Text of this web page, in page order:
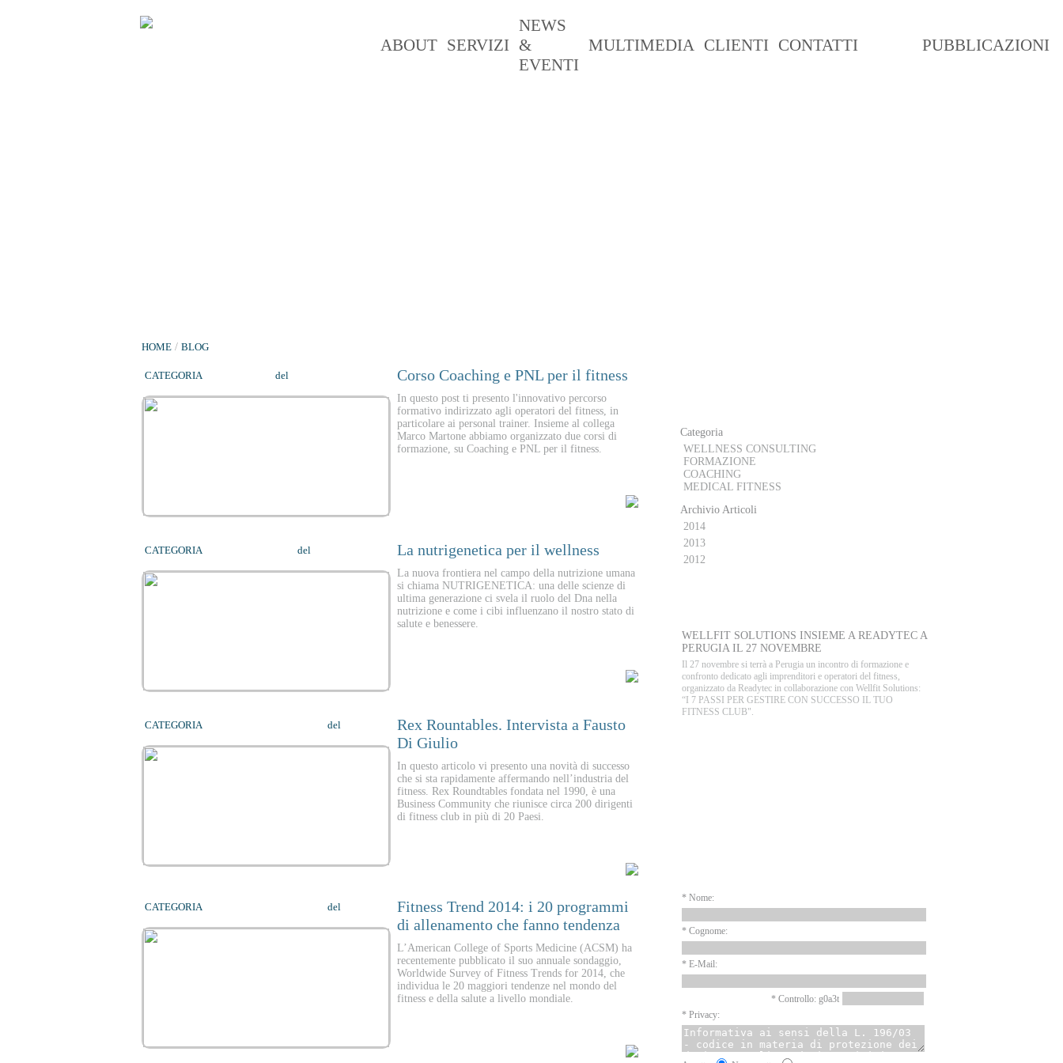
ABOUT SERVIZI
NEWS
&
EVENTI
MULTIMEDIA CLIENTI CONTATTI PUBBLICAZIONI
HOME / BLOG
CATEGORIA del Corso Coaching e PNL per il fitness
In questo post ti presento l'innovativo percorso
formativo indirizzato agli operatori del fitness, in
particolare ai personal trainer. Insieme al collega
Marco Martone abbiamo organizzato due corsi di
formazione, su Coaching e PNL per il fitness.
CATEGORIA del La nutrigenetica per il wellness
La nuova frontiera nel campo della nutrizione umana
si chiama NUTRIGENETICA: una delle scienze di
ultima generazione ci svela il ruolo del Dna nella
nutrizione e come i cibi influenzano il nostro stato di
salute e benessere.
CATEGORIA
del
Rex Rountables. Intervista a Fausto
Di Giulio
In questo articolo vi presento una novità di successo
che si sta rapidamente affermando nell’industria del
fitness. Rex Roundtables fondata nel 1990, è una
Business Community che riunisce circa 200 dirigenti
di fitness club in più di 20 Paesi.
CATEGORIA
del
Fitness Trend 2014: i 20 programmi
di allenamento che fanno tendenza
L’American College of Sports Medicine (ACSM) ha
recentemente pubblicato il suo annuale sondaggio,
Worldwide Survey of Fitness Trends for 2014, che
individua le 20 maggiori tendenze nel mondo del
fitness e della salute a livello mondiale.
Categoria
WELLNESS CONSULTING
FORMAZIONE
COACHING
MEDICAL FITNESS
Archivio Articoli
2014
2013
2012
WELLFIT SOLUTIONS INSIEME A READYTEC A
PERUGIA IL 27 NOVEMBRE
Il 27 novembre si terrà a Perugia un incontro di formazione e
confronto dedicato agli imprenditori e operatori del fitness,
organizzato da Readytec in collaborazione con Wellfit Solutions:
“I 7 PASSI PER GESTIRE CON SUCCESSO IL TUO
FITNESS CLUB".
* Nome:
* Cognome:
* E-Mail:
* Controllo: g0a3t
* Privacy: